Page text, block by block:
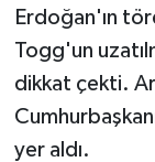
Erdoğan'ın
Togg'un
dikkat çekti.
yer aldı.